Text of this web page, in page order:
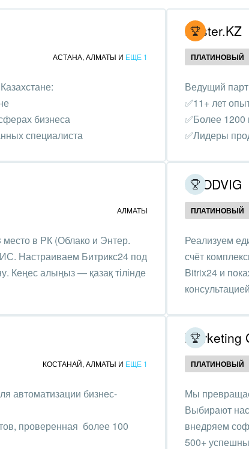
Коммунальные услуги, ЖКХ
организации,
Недвижимость, риэлтерские
Охрана, безопасность
Промышленность
Строительство, ремонт и
Транспорт, Авиация,
АСТАНА, АЛМАТЫ И ЕЩЕ 1
бизнеса
специалиста
Hoster.KZ
ПЛАТИНОВЫЙ
Ведущий
✅11+ лет
✅Более 1200
✅Лидеры
АЛМАТЫ
в РК (Облако и Энтер.
Настраиваем Битрикс24 под
Кеңес алыңыз — қазақ тілінде
PRODVIG
ПЛАТИНОВЫЙ
Реализуем
счёт
Bitrix24 и
КОСТАНАЙ, АЛМАТЫ И ЕЩЕ 1
автоматизации бизнес-
проверенная более 100
Marketing
ПЛАТИНОВЫЙ
Мы
Выбирают
внедряем
500+